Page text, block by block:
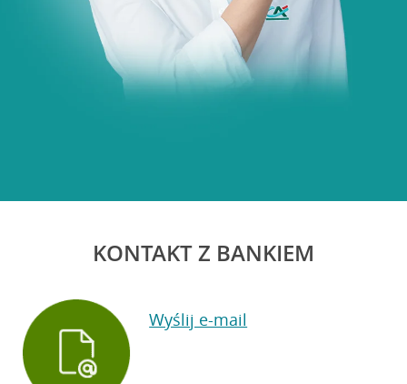
KONTAKT Z BANKIEM
Wyślij e-mail